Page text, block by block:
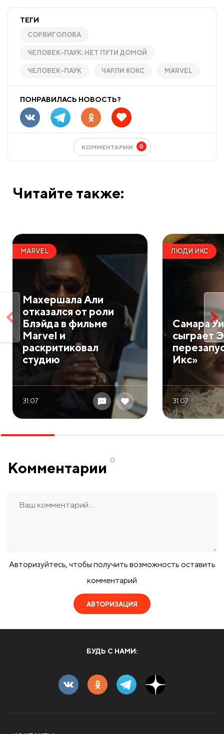
ТЕГИ
СОРВИГОЛОВА
ЧЕЛОВЕК-ПАУК: НЕТ ПУТИ ДОМОЙ
ЧЕЛОВЕК-ПАУК ЧАРЛИ КОКС MARVEL
ПОНРАВИЛАСЬ НОВОСТЬ?
КОММЕНТАРИИ 0
Читайте также:
MARVEL
Махершала Али
отказался от роли
Блэйда в фильме
Marvel и
раскритиковал
студию
31.07
ЛЮДИ ИКС
Самара
сыграет
Икс»
31.07
Комментарии 0
Авторизуйтесь, чтобы получить возможность оставить
комментарий
АВТОРИЗАЦИЯ
БУДЬ С НАМИ: